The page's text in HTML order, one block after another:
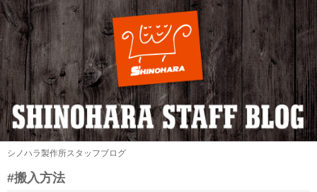
シノハラ製作所スタッフブログ
#搬入方法